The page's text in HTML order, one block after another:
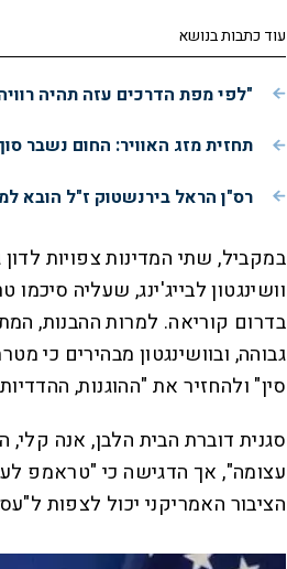
עוד כתבות בנושא
"לפי מפת הדרכים עזה תהיה
תחזית מזג האוויר: החום נשבר
רס"ן הראל בירנשטוק ז"ל הובא
במקביל, שתי המדינות צפויות
וושינגטון לבייג'ינג, שעליה
בדרום קוריאה. למרות ההבנות,
גבוהה, ובוושינגטון מבהירים כי
סין" ולהחזיר את "ההוגנות,
סגנית דוברת הבית הלבן, אנה
עצומה", אך הדגישה כי "טראמפ
הציבור האמריקני יכול לצפות